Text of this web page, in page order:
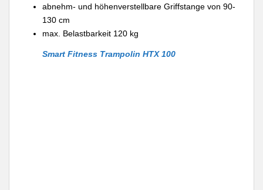
abnehm- und höhenverstellbare Griffstange von 90-
130 cm
max. Belastbarkeit 120 kg
Smart Fitness Trampolin HTX 100